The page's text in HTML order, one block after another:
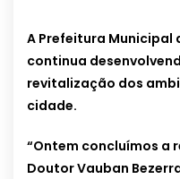
A Prefeitura Municipal
continua
revitalização dos
cidade.
“Ontem concluímos a
Doutor Vauban